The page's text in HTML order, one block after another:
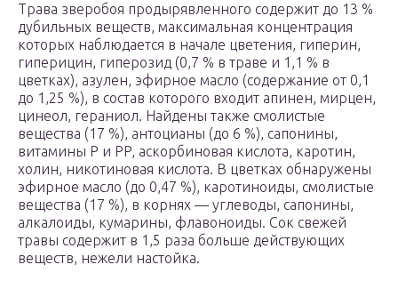
Трава зверобоя продырявленного содержит до 13 %
дубильных веществ, максимальная концентрация
которых наблюдается в начале цветения, гиперин,
гиперицин, гиперозид (0,7 % в траве и 1,1 % в
цветках), азулен, эфирное масло (содержание от 0,1
до 1,25 %), в состав которого входит апинен, мирцен,
цинеол, гераниол. Найдены также смолистые
вещества (17 %), антоцианы (до 6 %), сапонины,
витамины P и PP, аскорбиновая кислота, каротин,
холин, никотиновая кислота. В цветках обнаружены
эфирное масло (до 0,47 %), каротиноиды, смолистые
вещества (17 %), в корнях — углеводы, сапонины,
алкалоиды, кумарины, флавоноиды. Сок свежей
травы содержит в 1,5 раза больше действующих
веществ, нежели настойка.